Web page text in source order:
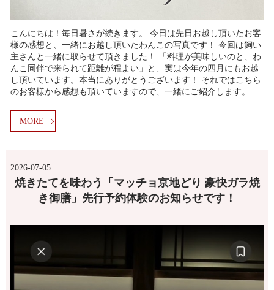
こんにちは！毎日暑さが続きます。 今日は先日お越し頂いたお客
様の感想と、一緒にお越し頂いたわんこの写真です！ 今回は飼い
主さんと一緒に取らせて頂きました！ 「料理が美味しいのと、わ
んこ同伴で来られて距離が程よい」と、実は今年の四月にもお越
し頂いています。本当にありがとうございます！ それではこちら
のお客様から感想も頂いていますので、一緒にご紹介します。
MORE
2026-07-05
焼きたてを味わう「マッチョ京地どり 豪快ガラ焼
き御膳」先行予約体験のお知らせです！